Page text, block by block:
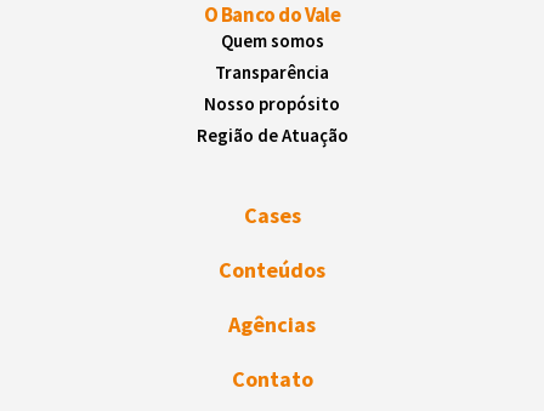
O Banco do Vale
Quem somos
Transparência
Nosso propósito
Região de Atuação
Cases
Conteúdos
Agências
Contato